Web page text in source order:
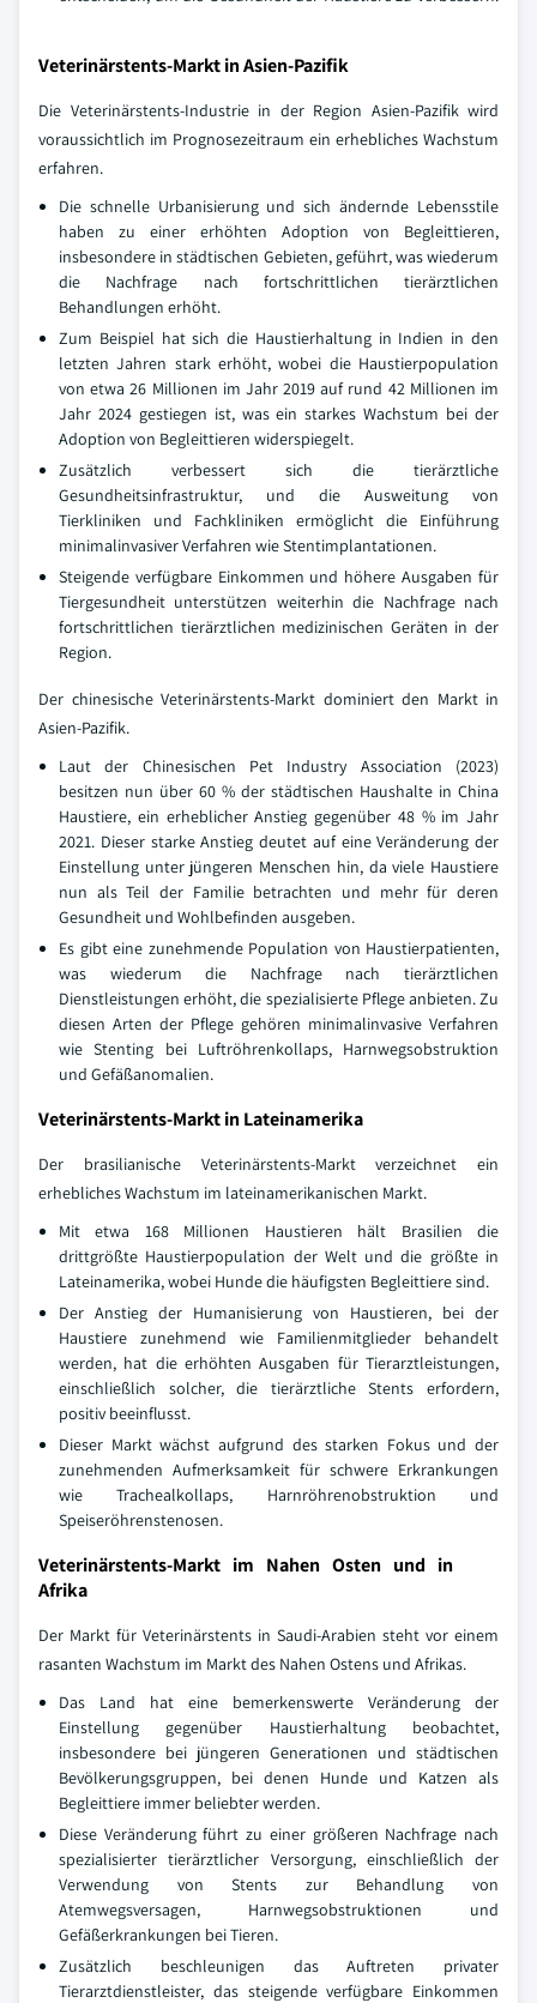
Veterinärstents-Markt in Asien-Pazifik
Die Veterinärstents-Industrie in der Region Asien-Pazifik wird
voraussichtlich im Prognosezeitraum ein erhebliches Wachstum
erfahren.
Die schnelle Urbanisierung und sich ändernde Lebensstile
haben zu einer erhöhten Adoption von Begleittieren,
insbesondere in städtischen Gebieten, geführt, was wiederum
die Nachfrage nach fortschrittlichen tierärztlichen
Behandlungen erhöht.
Zum Beispiel hat sich die Haustierhaltung in Indien in den
letzten Jahren stark erhöht, wobei die Haustierpopulation
von etwa 26 Millionen im Jahr 2019 auf rund 42 Millionen im
Jahr 2024 gestiegen ist, was ein starkes Wachstum bei der
Adoption von Begleittieren widerspiegelt.
Zusätzlich verbessert sich die tierärztliche
Gesundheitsinfrastruktur, und die Ausweitung von
Tierkliniken und Fachkliniken ermöglicht die Einführung
minimalinvasiver Verfahren wie Stentimplantationen.
Steigende verfügbare Einkommen und höhere Ausgaben für
Tiergesundheit unterstützen weiterhin die Nachfrage nach
fortschrittlichen tierärztlichen medizinischen Geräten in der
Region.
Der chinesische Veterinärstents-Markt dominiert den Markt in
Asien-Pazifik.
Laut der Chinesischen Pet Industry Association (2023)
besitzen nun über 60 % der städtischen Haushalte in China
Haustiere, ein erheblicher Anstieg gegenüber 48 % im Jahr
2021. Dieser starke Anstieg deutet auf eine Veränderung der
Einstellung unter jüngeren Menschen hin, da viele Haustiere
nun als Teil der Familie betrachten und mehr für deren
Gesundheit und Wohlbefinden ausgeben.
Es gibt eine zunehmende Population von Haustierpatienten,
was wiederum die Nachfrage nach tierärztlichen
Dienstleistungen erhöht, die spezialisierte Pflege anbieten. Zu
diesen Arten der Pflege gehören minimalinvasive Verfahren
wie Stenting bei Luftröhrenkollaps, Harnwegsobstruktion
und Gefäßanomalien.
Veterinärstents-Markt in Lateinamerika
Der brasilianische Veterinärstents-Markt verzeichnet ein
erhebliches Wachstum im lateinamerikanischen Markt.
Mit etwa 168 Millionen Haustieren hält Brasilien die
drittgrößte Haustierpopulation der Welt und die größte in
Lateinamerika, wobei Hunde die häufigsten Begleittiere sind.
Der Anstieg der Humanisierung von Haustieren, bei der
Haustiere zunehmend wie Familienmitglieder behandelt
werden, hat die erhöhten Ausgaben für Tierarztleistungen,
einschließlich solcher, die tierärztliche Stents erfordern,
positiv beeinflusst.
Dieser Markt wächst aufgrund des starken Fokus und der
zunehmenden Aufmerksamkeit für schwere Erkrankungen
wie Trachealkollaps, Harnröhrenobstruktion und
Speiseröhrenstenosen.
Veterinärstents-Markt im Nahen Osten und in
Afrika
Der Markt für Veterinärstents in Saudi-Arabien steht vor einem
rasanten Wachstum im Markt des Nahen Ostens und Afrikas.
Das Land hat eine bemerkenswerte Veränderung der
Einstellung gegenüber Haustierhaltung beobachtet,
insbesondere bei jüngeren Generationen und städtischen
Bevölkerungsgruppen, bei denen Hunde und Katzen als
Begleittiere immer beliebter werden.
Diese Veränderung führt zu einer größeren Nachfrage nach
spezialisierter tierärztlicher Versorgung, einschließlich der
Verwendung von Stents zur Behandlung von
Atemwegsversagen, Harnwegsobstruktionen und
Gefäßerkrankungen bei Tieren.
Zusätzlich beschleunigen das Auftreten privater
Tierarztdienstleister, das steigende verfügbare Einkommen